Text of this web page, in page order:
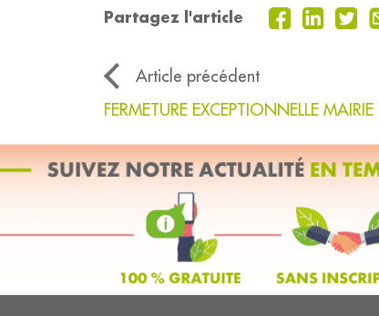
Partagez l'article
Article précédent
FERMETURE EXCEPTIONNELLE MAIRIE